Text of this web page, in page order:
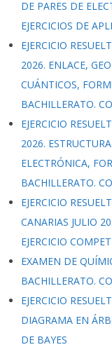
DE PARES DE
EJERCICIOS DE
EJERCICIO
2026. ENLACE,
CUÁNTICOS,
BACHILLERATO.
EJERCICIO
2026.
ELECTRÓNICA,
BACHILLERATO.
EJERCICIO
CANARIAS JULIO
EJERCICIO
EXAMEN DE
BACHILLERATO.
EJERCICIO
DIAGRAMA EN
DE BAYES